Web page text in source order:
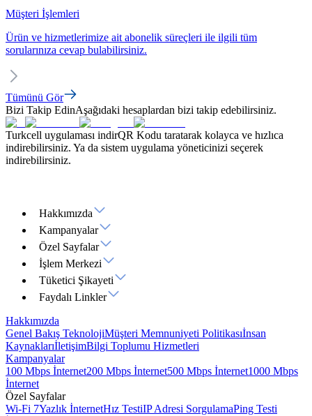
Müşteri İşlemleri
Ürün ve hizmetlerimize ait abonelik süreçleri ile ilgili tüm
sorularınıza cevap bulabilirsiniz.
Tümünü Gör
Bizi Takip EdinAşağıdaki hesaplardan bizi takip edebilirsiniz.
Turkcell uygulaması indirQR Kodu taratarak kolayca ve hızlıca
indirebilirsiniz. Ya da sistem uygulama yöneticinizi seçerek
indirebilirsiniz.
Hakkımızda
Kampanyalar
Özel Sayfalar
İşlem Merkezi
Tüketici Şikayeti
Faydalı Linkler
Hakkımızda
Genel Bakış TeknolojiMüşteri Memnuniyeti Politikasıİnsan
KaynaklarıİletişimBilgi Toplumu Hizmetleri
Kampanyalar
100 Mbps İnternet200 Mbps İnternet500 Mbps İnternet1000 Mbps
İnternet
Özel Sayfalar
Wi-Fi 7Yazlık İnternetHız TestiIP Adresi SorgulamaPing Testi